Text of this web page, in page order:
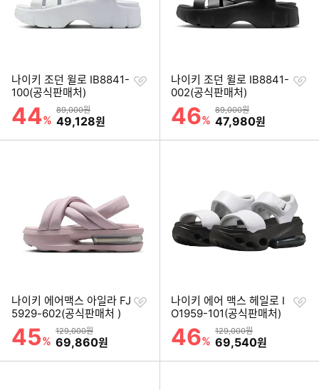
나이키 조던 윌로 IB8841-
100(공식판매처)
할인률
44%
상품금액
89,000원
할인금액
49,128원
찜
나이키 조던 윌로 IB8841-
002(공식판매처)
할인률
46%
상품금액
89,000원
할인금액
47,980원
찜
나이키 에어맥스 아일라 FJ
5929-602(공식판매처 )
할인률
45%
상품금액
129,000원
할인금액
69,860원
찜
나이키 에어 맥스 헤일로 I
O1959-101(공식판매처)
할인률
46%
상품금액
129,000원
할인금액
69,540원
찜